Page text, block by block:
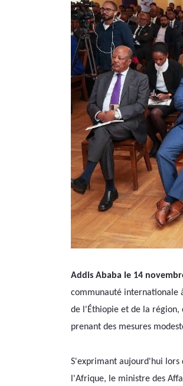
Addis Ababa le 14
communauté internationale
de l'Éthiopie et de la
prenant des mesures
S'exprimant aujourd'hui lors
l'Afrique, le ministre des